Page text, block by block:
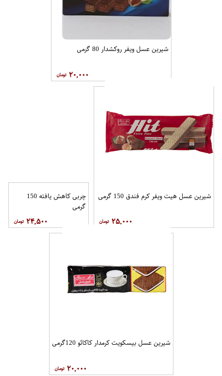
شیرین عسل ویفر روکشدار 80 گرمی
۲۰,۰۰۰
شیرین عسل هیت ویفر کرم فندق 150 گرمی
۲۵,۰۰۰
چربی کاهش یافته 150
گرمی
۲۴,۵۰۰
شیرین عسل بیسکویت کرمدار کاکائو 120گرمی
۲۰,۰۰۰